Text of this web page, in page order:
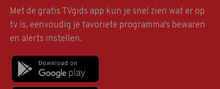
Met de gratis TVgids app kun je snel zien wat er op
tv is, eenvoudig je favoriete programma's bewaren
en alerts instellen.